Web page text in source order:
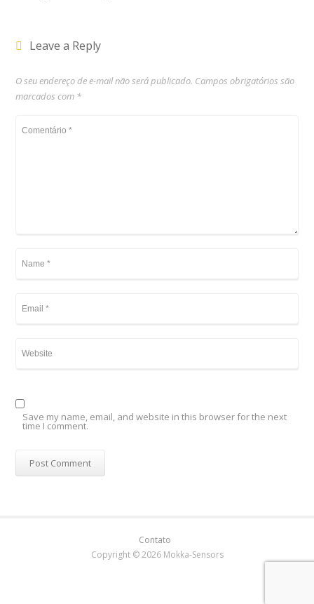
Leave a Reply
O seu endereço de e-mail não será publicado. Campos obrigatórios são
marcados com *
Save my name, email, and website in this browser for the next
time I comment.
Contato
Copyright © 2026 Mokka-Sensors